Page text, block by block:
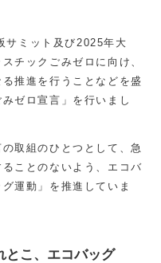
サミット及び2025年大
チックごみゼロに向け、
推進を行うことなどを盛
ゼロ宣言」を行いまし
取組のひとつとして、急
ことのないよう、エコバ
運動」を推進していま
とこ、エコバッグ